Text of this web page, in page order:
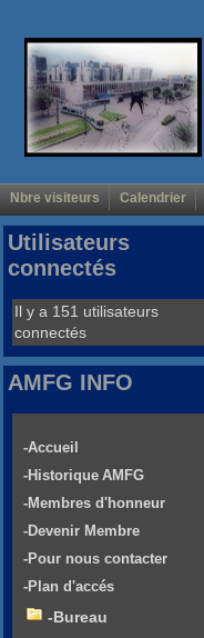
Nbre visiteurs Calendrier
Utilisateurs
connectés
Il y a 151 utilisateurs
connectés
AMFG INFO
-Accueil
-Historique AMFG
-Membres d'honneur
-Devenir Membre
-Pour nous contacter
-Plan d'accés
-Bureau